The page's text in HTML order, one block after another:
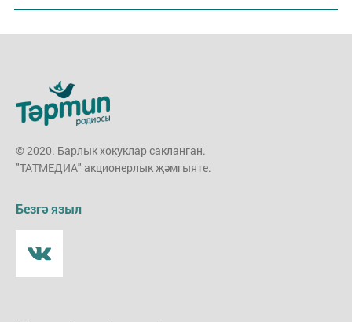
© 2020. Барлык хокуклар сакланган.
"ТАТМЕДИА" акционерлык җәмгыяте.
Безгә языл